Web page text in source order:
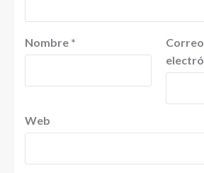
Nombre *
Correo
Web